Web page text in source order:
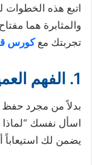
اتبع هذه الخطوات
والمثابرة هما
تجربتك معكورس
1. الفهم العميق قبل الحفظ
بدلاً من مجرد حفظ
اسأل نفسك “لماذا
يضمن لك